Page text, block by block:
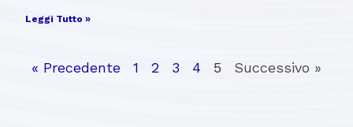
Leggi Tutto »
« Precedente 1 2 3 4 5 Successivo »